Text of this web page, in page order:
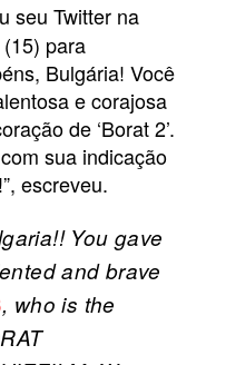
seu Twitter na
para
Bulgária! Você
e corajosa
de ‘Borat 2’.
sua indicação
escreveu.
You gave
and brave
, who is the